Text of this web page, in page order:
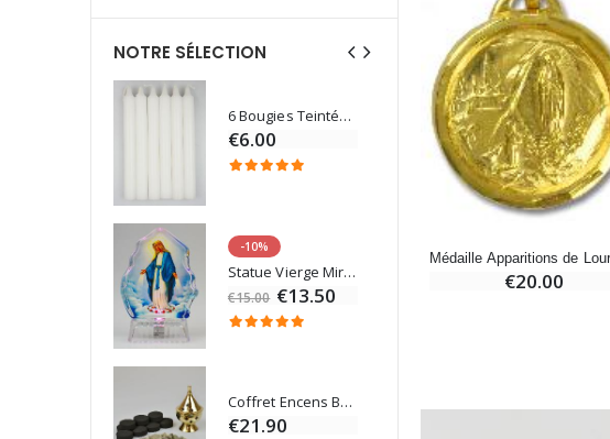
NOTRE SÉLECTION
6 Bougies Teintées Masse Couleur Blanche
€6.00
-10%
Statue Vierge Miraculeuse Lumineuse
€15.00 €13.50
Coffret Encens Benjoin + Charbon + Brûle-encens
€21.90
-30%
€10.00 €7.00
€9.60
€20.00